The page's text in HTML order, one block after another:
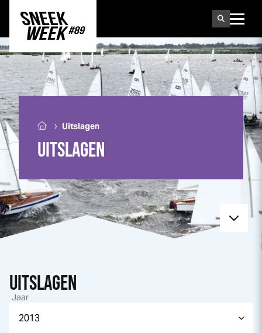
UITSLAGEN
› Uitslagen
UITSLAGEN
Jaar